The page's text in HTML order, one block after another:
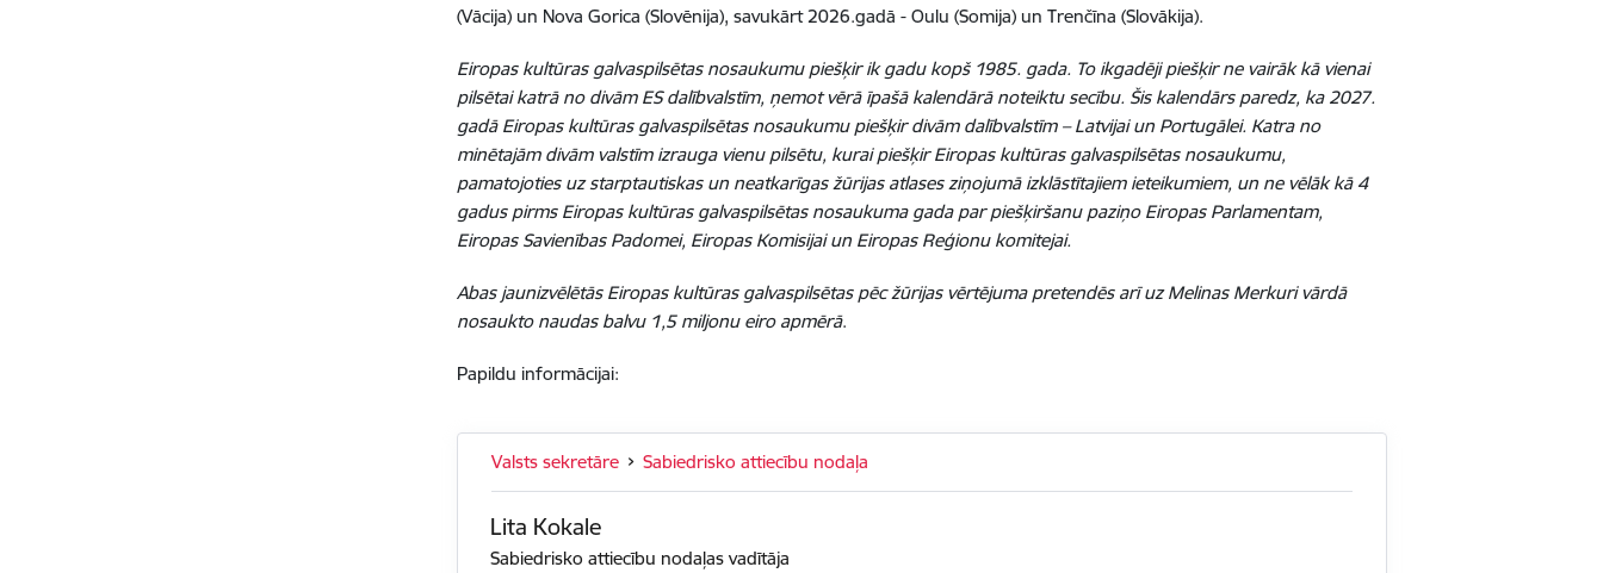
(Vācija) un Nova Gorica (Slovēnija), savukārt 2026.gadā - Oulu (Somija) un Trenčīna (Slovākija).
Eiropas kultūras galvaspilsētas nosaukumu piešķir ik gadu kopš 1985. gada. To ikgadēji piešķir ne vairāk kā vienai
pilsētai katrā no divām ES dalībvalstīm, ņemot vērā īpašā kalendārā noteiktu secību. Šis kalendārs paredz, ka 2027.
gadā Eiropas kultūras galvaspilsētas nosaukumu piešķir divām dalībvalstīm – Latvijai un Portugālei. Katra no
minētajām divām valstīm izrauga vienu pilsētu, kurai piešķir Eiropas kultūras galvaspilsētas nosaukumu,
pamatojoties uz starptautiskas un neatkarīgas žūrijas atlases ziņojumā izklāstītajiem ieteikumiem, un ne vēlāk kā 4
gadus pirms Eiropas kultūras galvaspilsētas nosaukuma gada par piešķiršanu paziņo Eiropas Parlamentam,
Eiropas Savienības Padomei, Eiropas Komisijai un Eiropas Reģionu komitejai.
Abas jaunizvēlētās Eiropas kultūras galvaspilsētas pēc žūrijas vērtējuma pretendēs arī uz Melinas Merkuri vārdā
nosaukto naudas balvu 1,5 miljonu eiro apmērā.
Papildu informācijai:
Valsts sekretāre Sabiedrisko attiecību nodaļa
Lita Kokale
Sabiedrisko attiecību nodaļas vadītāja